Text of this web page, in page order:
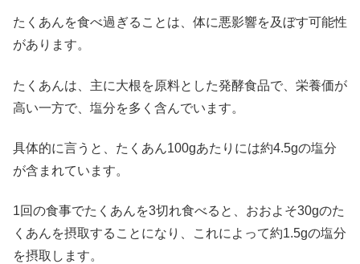
たくあんを食べ過ぎることは、体に悪影響を及ぼす可能性
があります。
たくあんは、主に大根を原料とした発酵食品で、栄養価が
高い一方で、塩分を多く含んでいます。
具体的に言うと、たくあん100gあたりには約4.5gの塩分
が含まれています。
1回の食事でたくあんを3切れ食べると、おおよそ30gのた
くあんを摂取することになり、これによって約1.5gの塩分
を摂取します。